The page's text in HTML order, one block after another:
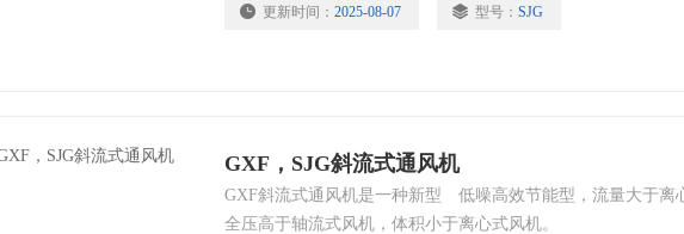
更新时间： 2025-08-07 型号： SJG
GXF，SJG斜流式通风机
GXF斜流式通风机是一种新型 低噪高效节能型，流量大于离
全压高于轴流式风机，体积小于离心式风机。